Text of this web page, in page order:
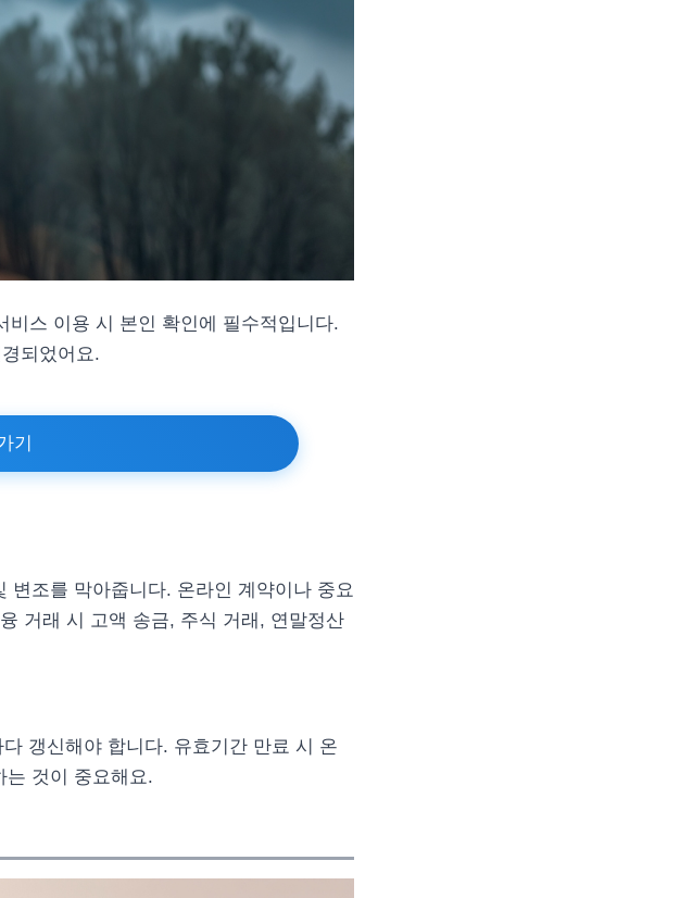
스 이용 시 본인 확인에 필수적입니다.
되었어요.
기
변조를 막아줍니다. 온라인 계약이나 중요
거래 시 고액 송금, 주식 거래, 연말정산
갱신해야 합니다. 유효기간 만료 시 온
는 것이 중요해요.